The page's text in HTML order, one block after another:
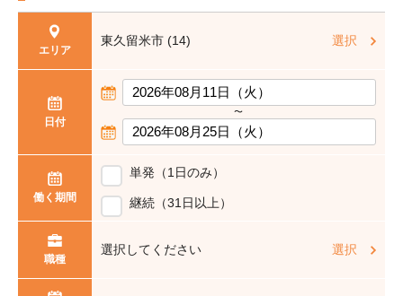
エリア
東久留米市 (14) 選択
日付
〜
働く期間
単発（1日のみ）
継続（31日以上）
職種
選択してください 選択